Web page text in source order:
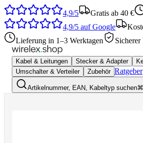
4,9/5 Gratis ab 40 €
4,9/5 auf Google
Lieferung in 1–3 Werktagen
Kabel & Leitungen Stecker & Adapter
Umschalter & Verteiler
Zubehör Ratgeber
Artikelnummer, EAN, Kabeltyp suchen